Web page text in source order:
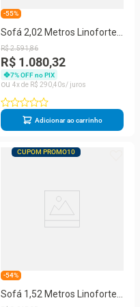
-55%
Sofá 2,02 Metros Linoforte
Avalon, 3 Lugares, Veludo,
Espuma D-33
R$2.591,86
R$ 1.080,32
7% OFF no PIX
4
R$ 29040
Adicionar ao carrinho
CUPOM PROMO10
-54%
Sofá 1,52 Metros Linoforte